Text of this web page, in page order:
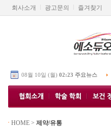
회사소개 광고문의 즐겨찾기
08월 10일 (월) 02:23 주요뉴스
HOME> 제약/유통